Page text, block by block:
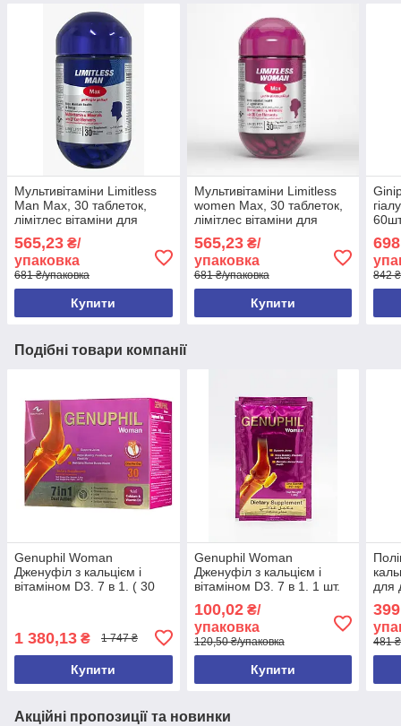
Мультивітаміни Limitless
Man Max, 30 таблеток,
лімітлес вітаміни для
чоловіків, Єгипет Оригінал
565,23 ₴/
упаковка
681 ₴/упаковка
Купити
Мультивітаміни Limitless
women Max, 30 таблеток,
лімітлес вітаміни для
жінок, Єгипет Оригінал
565,23₴/
упаковка
681 ₴/упаковка
Купити
842
Подібні товари компанії
Genuphil Woman
Дженуфіл з кальцієм і
вітаміном D3. 7 в 1. ( 30
1 380,13 ₴ 1 747 ₴
Купити
Genuphil Woman
Дженуфіл з кальцієм і
вітаміном D3. 7 в 1. 1 шт.
100,02₴/
упаковка
120,50 ₴/упаковка
Купити
для
мл
481
Акційні пропозиції та новинки